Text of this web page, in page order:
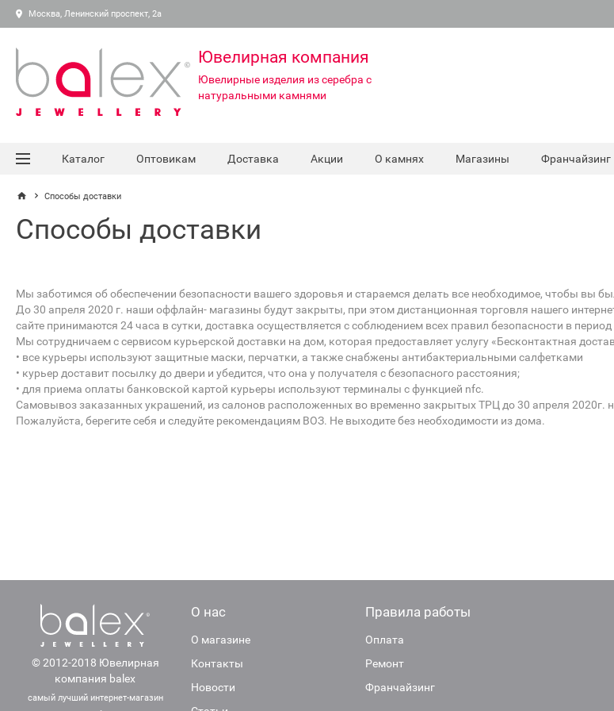
Москва, Ленинский проспект, 2а
Ювелирная компания
Ювелирные изделия из серебра с
натуральными камнями
Каталог Оптовикам Доставка Акции О камнях Магазины Франчайзинг
Способы доставки
Способы доставки
Мы заботимся об обеспечении безопасности вашего здоровья и стараемся делать все необходимое, чтобы вы
До 30 апреля 2020 г. наши оффлайн- магазины будут закрыты, при этом дистанционная торговля нашего
сайте принимаются 24 часа в сутки, доставка осуществляется с соблюдением всех правил безопасности в
Мы сотрудничаем с сервисом курьерской доставки на дом, которая предоставляет услугу «Бесконтактная
• все курьеры используют защитные маски, перчатки, а также снабжены антибактериальными салфетками
• курьер доставит посылку до двери и убедится, что она у получателя с безопасного расстояния;
• для приема оплаты банковской картой курьеры используют терминалы с функцией nfc.
Самовывоз заказанных украшений, из салонов расположенных во временно закрытых ТРЦ до 30 апреля 2020г.
Пожалуйста, берегите себя и следуйте рекомендациям ВОЗ. Не выходите без необходимости из дома.
© 2012-2018 Ювелирная
компания balex
самый лучший интернет-магазин
О нас
О магазине
Контакты
Новости
Правила работы
Оплата
Ремонт
Франчайзинг